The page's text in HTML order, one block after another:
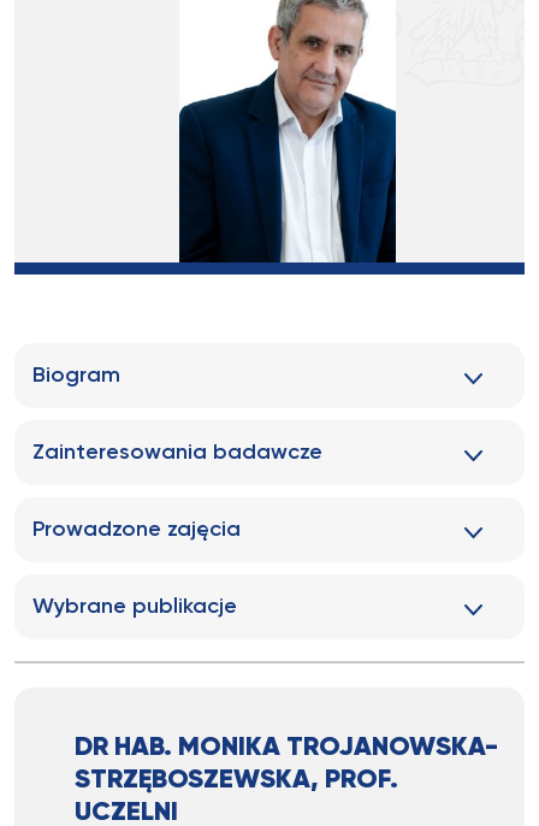
Biogram
Zainteresowania badawcze
Prowadzone zajęcia
Wybrane publikacje
DR HAB. MONIKA TROJANOWSKA-
STRZĘBOSZEWSKA, PROF.
UCZELNI